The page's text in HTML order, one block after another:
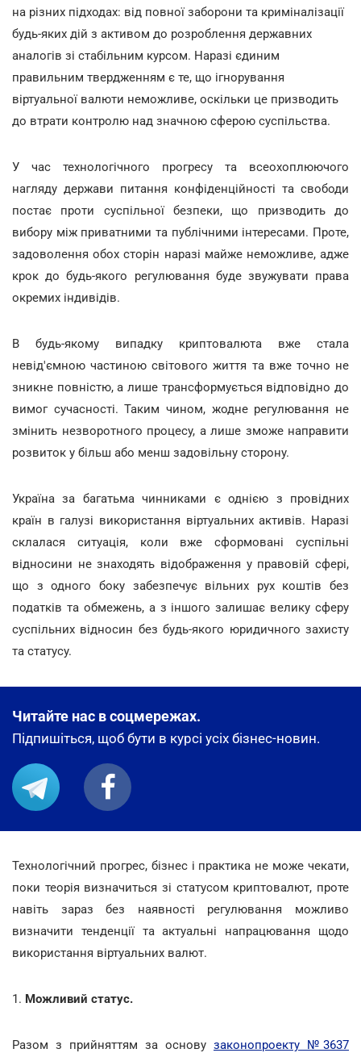
на різних підходах: від повної заборони та криміналізації
будь-яких дій з активом до розроблення державних
аналогів зі стабільним курсом. Наразі єдиним
правильним твердженням є те, що ігнорування
віртуальної валюти неможливе, оскільки це призводить
до втрати контролю над значною сферою суспільства.
У час технологічного прогресу та всеохоплюючого
нагляду держави питання конфіденційності та свободи
постає проти суспільної безпеки, що призводить до
вибору між приватними та публічними інтересами. Проте,
задоволення обох сторін наразі майже неможливе, адже
крок до будь-якого регулювання буде звужувати права
окремих індивідів.
В будь-якому випадку криптовалюта вже стала
невід'ємною частиною світового життя та вже точно не
зникне повністю, а лише трансформується відповідно до
вимог сучасності. Таким чином, жодне регулювання не
змінить незворотного процесу, а лише зможе направити
розвиток у більш або менш задовільну сторону.
Україна за багатьма чинниками є однією з провідних
країн в галузі використання віртуальних активів. Наразі
склалася ситуація, коли вже сформовані суспільні
відносини не знаходять відображення у правовій сфері,
що з одного боку забезпечує вільних рух коштів без
податків та обмежень, а з іншого залишає велику сферу
суспільних відносин без будь-якого юридичного захисту
та статусу.
Читайте нас в соцмережах.
Підпишіться, щоб бути в курсі усіх бізнес-новин.
Технологічний прогрес, бізнес і практика не може чекати,
поки теорія визначиться зі статусом криптовалют, проте
навіть зараз без наявності регулювання можливо
визначити тенденції та актуальні напрацювання щодо
використання віртуальних валют.
1. Можливий статус.
Разом з прийняттям за основу законопроекту №3637